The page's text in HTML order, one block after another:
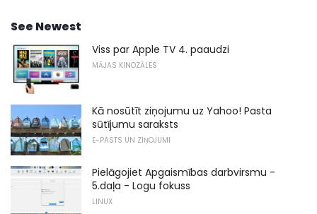
See Newest
Viss par Apple TV 4. paaudzi
MĀJAS KINOZĀLES
Kā nosūtīt ziņojumu uz Yahoo! Pasta
sūtījumu saraksts
E-PASTS UN ZIŅOJUMI
Pielāgojiet Apgaismības darbvirsmu -
5.daļa - Logu fokuss
LINUX